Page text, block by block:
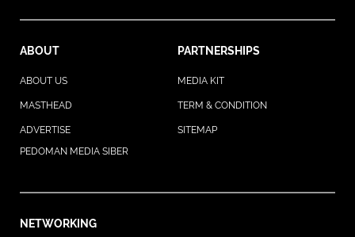
ABOUT PARTNERSHIPS
ABOUT US MEDIA KIT
MASTHEAD TERM & CONDITION
ADVERTISE
SITEMAP
PEDOMAN MEDIA SIBER
NETWORKING